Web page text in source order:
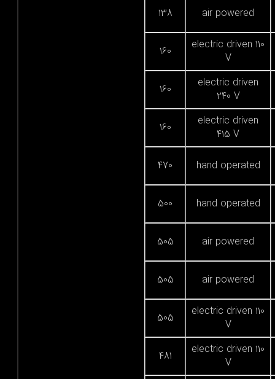
air powered
138
electric driven 110
V
160
electric driven
240 V
160
electric driven
415 V
160
hand operated
470
hand operated
500
air powered
505
air powered
505
electric driven 110
V
505
electric driven 110
V
481